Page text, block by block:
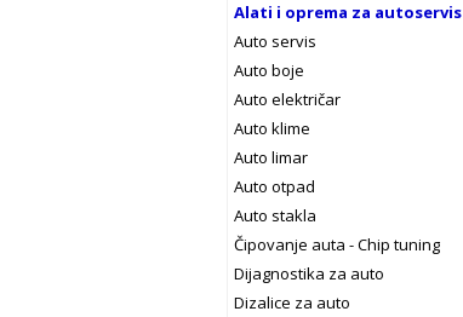
Alati i oprema za autoservis
Auto servis
Auto boje
Auto električar
Auto klime
Auto limar
Auto otpad
Auto stakla
Čipovanje auta - Chip tuning
Dijagnostika za auto
Dizalice za auto